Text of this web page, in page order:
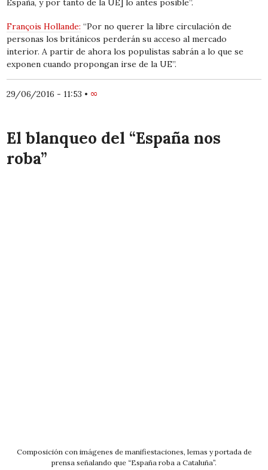
François Hollande: “Por no querer la libre circulación de
personas los británicos perderán su acceso al mercado
interior. A partir de ahora los populistas sabrán a lo que se
exponen cuando propongan irse de la UE”.
29/06/2016 - 11:53 • ∞
El blanqueo del “España nos
roba”
Composición con imágenes de manifiestaciones, lemas y portada de
prensa señalando que “España roba a Cataluña”.